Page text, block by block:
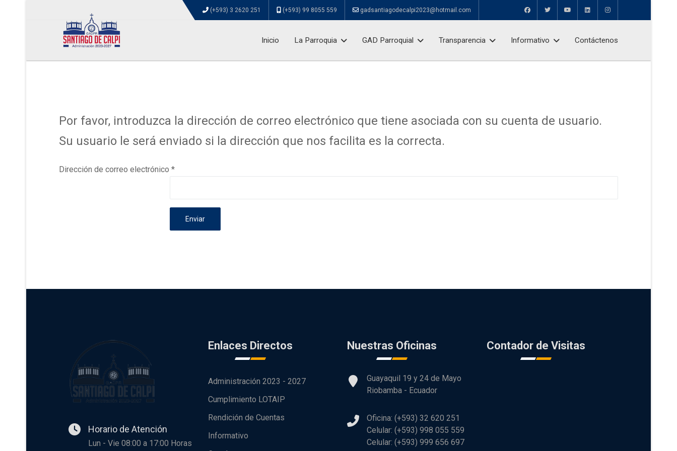
(+593) 3 2620 251 (+593) 99 8055 559 gadsantiagodecalpi2023@hotmail.com
Inicio La Parroquia GAD Parroquial Transparencia Informativo Contáctenos
Por favor, introduzca la dirección de correo electrónico que tiene asociada con su cuenta de usuario.
Su usuario le será enviado si la dirección que nos facilita es la correcta.
Dirección de correo electrónico *
Enviar
Horario de Atención
Lun - Vie 08:00 a 17:00 Horas
Enlaces Directos
Administración 2023 - 2027
Cumplimiento LOTAIP
Rendición de Cuentas
Informativo
Nuestras Oficinas
Guayaquil 19 y 24 de Mayo
Riobamba - Ecuador
Oficina: (+593) 32 620 251
Celular: (+593) 998 055 559
Celular: (+593) 999 656 697
Contador de Visitas